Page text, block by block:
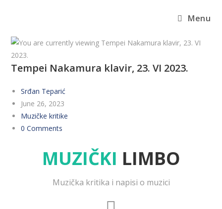
Menu
Tempei Nakamura klavir, 23. VI 2023.
Srđan Teparić
June 26, 2023
Muzičke kritike
0 Comments
MUZIČKI LIMBO
Muzička kritika i napisi o muzici